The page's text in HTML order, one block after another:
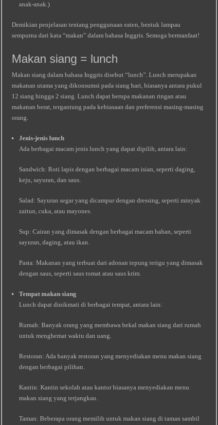
anak-anak.)
Demikian penjelasan tentang penggunaan eaten, bentuk lampau
sempurna dari kata “makan” dalam bahasa Inggris. Semoga bermanfaat!
Makan siang = lunch
Makan siang dalam bahasa Inggris disebut “lunch”. Lunch merupakan
makanan utama yang dikonsumsi pada siang hari, biasanya antara pukul
12 siang hingga 2 siang. Lunch dapat berupa makanan ringan atau
makanan berat, tergantung pada kebiasaan dan preferensi masing-masing
orang.
Jenis-jenis lunch
Ada berbagai macam jenis lunch yang dapat dipilih, antara lain:
Sandwich: Roti lapis dengan berbagai macam isian, seperti daging,
keju, sayuran, dan saus.
Salad: Sayuran segar yang dicampur dengan dressing, seperti minyak
zaitun, cuka, atau mayones.
Sup: Cairan yang dimasak dengan berbagai macam bahan, seperti
sayuran, daging, atau ikan.
Pasta: Makanan yang terbuat dari adonan tepung terigu yang dimasak
dengan saus, seperti saus tomat atau saus krim.
Tempat makan siang
Lunch dapat dinikmati di berbagai tempat, antara lain:
Rumah: Banyak orang yang membawa bekal makan siang dari rumah
untuk menghemat waktu dan uang.
Restoran: Ada banyak restoran yang menyediakan menu makan siang
dengan berbagai pilihan.
Kantin: Kantin sekolah atau kantor biasanya menyediakan menu
makan siang yang terjangkau.
Taman: Beberapa orang memilih untuk makan siang di taman sambil